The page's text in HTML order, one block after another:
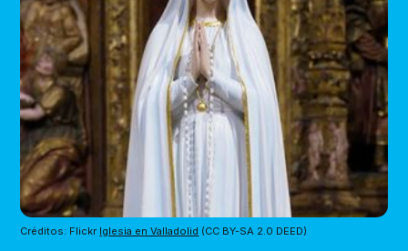
Créditos: Flickr Iglesia en Valladolid (CC BY-SA 2.0 DEED)